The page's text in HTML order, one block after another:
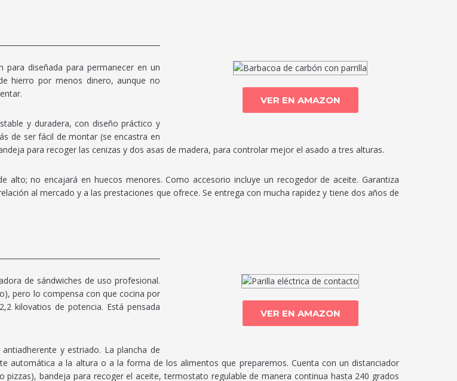
VER EN AMAZON
para diseñada para permanecer en un
hierro por menos dinero, aunque no
y duradera, con diseño práctico y
de ser fácil de montar (se encastra en
para recoger las cenizas y dos asas de madera, para controlar mejor el asado a tres alturas.
no encajará en huecos menores. Como accesorio incluye un recogedor de aceite. Garantiza
al mercado y a las prestaciones que ofrece. Se entrega con mucha rapidez y tiene dos años de
VER EN AMAZON
de sándwiches de uso profesional.
pero lo compensa con que cocina por
kilovatios de potencia. Está pensada
y estriado. La plancha de
automática a la altura o a la forma de los alimentos que preparemos. Cuenta con un distanciador
bandeja para recoger el aceite, termostato regulable de manera continua hasta 240 grados